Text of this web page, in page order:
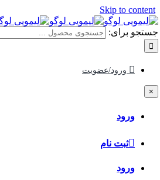
Skip to content
جستجو برای:
ورود/عضویت
×
ورود
ثبت نام
ورود